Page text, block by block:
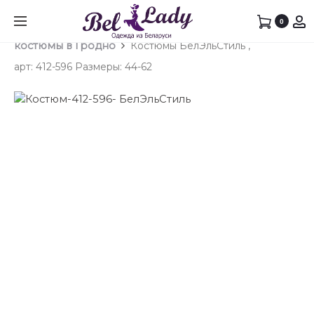
0
Главная Брючный костюм
Брючные
костюмы в Гродно
Костюмы БелЭльСтиль ,
арт: 412-596 Размеры: 44-62